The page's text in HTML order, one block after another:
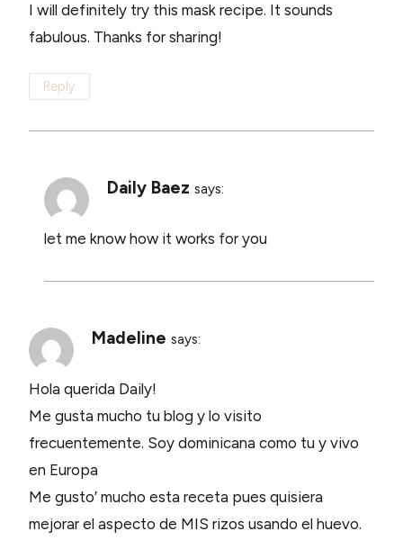
I will definitely try this mask recipe. It sounds
fabulous. Thanks for sharing!
Reply
Daily Baez says:
let me know how it works for you
Madeline says:
Hola querida Daily!
Me gusta mucho tu blog y lo visito
frecuentemente. Soy dominicana como tu y vivo
en Europa
Me gusto’ mucho esta receta pues quisiera
mejorar el aspecto de MIS rizos usando el huevo.